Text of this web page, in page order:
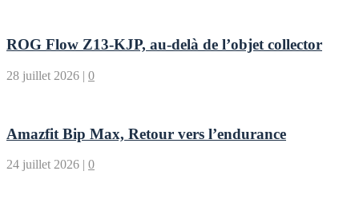
ROG Flow Z13-KJP, au-delà de l’objet collector
28 juillet 2026 | 0
Amazfit Bip Max, Retour vers l’endurance
24 juillet 2026 | 0